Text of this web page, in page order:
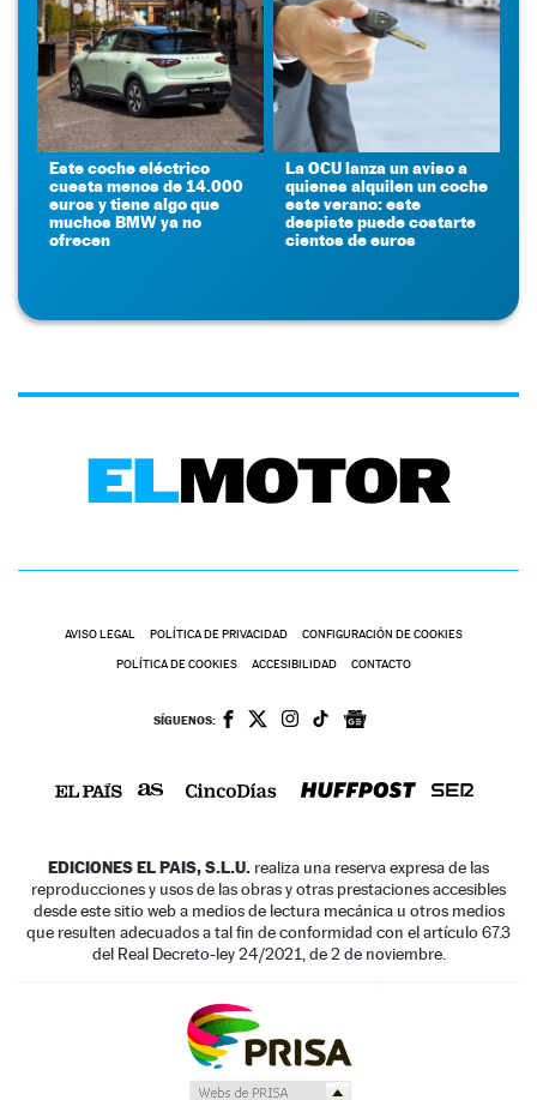
Este coche eléctrico
cuesta menos de 14.000
euros y tiene algo que
muchos BMW ya no
ofrecen
La OCU lanza un aviso a
quienes alquilen un coche
este verano: este
despiste puede costarte
cientos de euros
AVISO LEGAL POLÍTICA DE PRIVACIDAD CONFIGURACIÓN DE COOKIES
POLÍTICA DE COOKIES ACCESIBILIDAD CONTACTO
SÍGUENOS:
EDICIONES EL PAIS, S.L.U. realiza una reserva expresa de las
reproducciones y usos de las obras y otras prestaciones accesibles
desde este sitio web a medios de lectura mecánica u otros medios
que resulten adecuados a tal fin de conformidad con el artículo 67.3
del Real Decreto-ley 24/2021, de 2 de noviembre.